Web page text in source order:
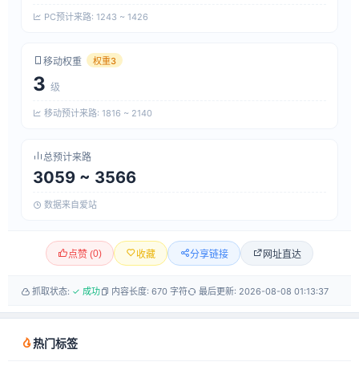
PC预计来路: 1243 ~ 1426
移动权重 权重3
3 级
移动预计来路: 1816 ~ 2140
总预计来路
3059 ~ 3566
数据来自爱站
点赞 (0) 收藏 分享链接 网址直达
抓取状态: ✓ 成功 内容长度: 670 字符 最后更新: 2026-08-08 01:13:37
热门标签